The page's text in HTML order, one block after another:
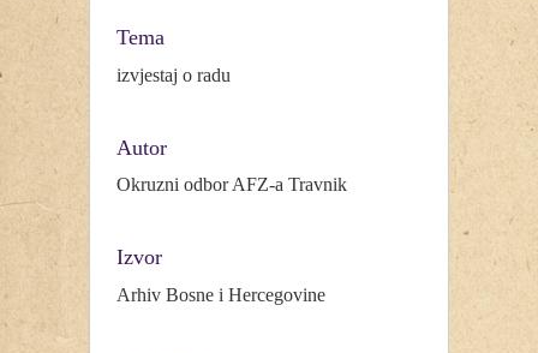
Tema
izvjestaj o radu
Autor
Okruzni odbor AFZ-a Travnik
Izvor
Arhiv Bosne i Hercegovine